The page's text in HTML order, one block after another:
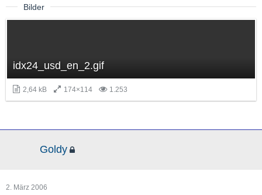
Bilder
idx24_usd_en_2.gif
2,64 kB 174×114 1.253
Goldy
2. März 2006